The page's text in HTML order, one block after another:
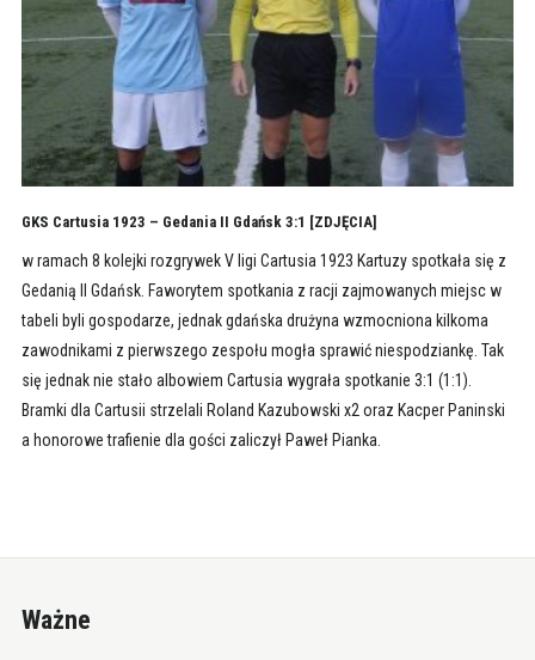
GKS Cartusia 1923 – Gedania II Gdańsk 3:1 [ZDJĘCIA]
w ramach 8 kolejki rozgrywek V ligi Cartusia 1923 Kartuzy spotkała się z
Gedanią II Gdańsk. Faworytem spotkania z racji zajmowanych miejsc w
tabeli byli gospodarze, jednak gdańska drużyna wzmocniona kilkoma
zawodnikami z pierwszego zespołu mogła sprawić niespodziankę. Tak
się jednak nie stało albowiem Cartusia wygrała spotkanie 3:1 (1:1).
Bramki dla Cartusii strzelali Roland Kazubowski x2 oraz Kacper Paninski
a honorowe trafienie dla gości zaliczył Paweł Pianka.
Ważne